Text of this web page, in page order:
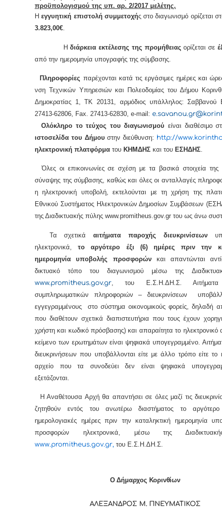
προϋπολογισμού της υπ. αρ. 2/2017 μελέτης.
Ηεγγυητική επιστολή συμμετοχής στο διαγωνισμό ορίζεται
3.823,00€.
Ηδιάρκεια εκτέλεσης της προμήθειας ορίζεται σε
από την ημερομηνία υπογραφής της σύμβασης.
Πληροφορίες παρέχονται κατά τις εργάσιμες ημέρες και
νση Τεχνικών Υπηρεσιών και Πολεοδομίας του Δήμου
Δημοκρατίας 1, ΤΚ 20131, αρμόδιος υπάλληλος: Σαββανού
27413-62806,
Fax . 27413-62830, e-mail :
Ολόκληρο το τεύχος του διαγωνισμού είναι διαθέσιμο
ιστοσελίδα του Δήμου στην διεύθυνση: http://www.
ηλεκτρονική πλατφόρμα του ΚΗΜΔΗΣ και του ΕΣΗΔΗΣ
Όλες οι επικοινωνίες σε σχέση με τα βασικά στοιχεία της
σύναψης της σύμβασης, καθώς και όλες οι ανταλλαγές
η ηλεκτρονική υποβολή, εκτελούνται με τη χρήση της
Εθνικού Συστήματος Ηλεκτρονικών Δημοσίων Συμβάσεων
της Διαδικτυακής πύλης www.promitheus.gov.gr του ως άνω
Τα σχετικάαιτήματα παροχής διευκρινίσεων
ηλεκτρονικά,το αργότερο έξι (6) ημέρες πριν την
ημερομηνία υποβολής προσφορώνκαι απαντώνται
δικτυακό τόπο του διαγωνισμού μέσω της
www.promitheus.gov.gr , του Ε.Σ.Η.ΔΗ.Σ. Αιτήματα
συμπληρωματικών πληροφοριών – διευκρινίσεων
εγγεγραμμένους στο σύστημα οικονομικούς φορείς, δηλαδή
που διαθέτουν σχετικά διαπιστευτήρια που τους έχουν
χρήστη και κωδικό πρόσβασης) και απαραίτητα το ηλεκτρονικό
κείμενο των ερωτημάτων είναι ψηφιακά υπογεγραμμένο.
διευκρινήσεων που υποβάλλονται είτε με άλλο τρόπο είτε το
αρχείο που τα συνοδεύει δεν είναι ψηφιακά
εξετάζονται.
Η Αναθέτουσα Αρχή θα απαντήσει σε όλες μαζί τις
ζητηθούν εντός του ανωτέρω διαστήματος το
ημερολογιακές ημέρες πριν την καταληκτική ημερομηνία
προσφορών ηλεκτρονικά, μέσω της
www.promitheus.gov.gr, του Ε.Σ.Η.ΔΗ.Σ.
Ο Δήμαρχος Κορινθίων
ΑΛΕΞΑΝΔΡΟΣ Μ. ΠΝΕΥΜΑΤΙΚΟΣ